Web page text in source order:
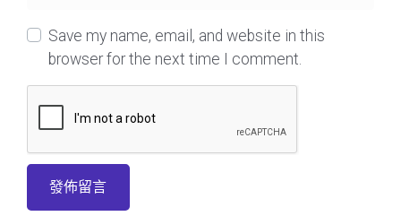
Save my name, email, and website in this
browser for the next time I comment.